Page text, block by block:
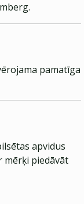
pamatīga
apvidus
mērķi piedāvāt